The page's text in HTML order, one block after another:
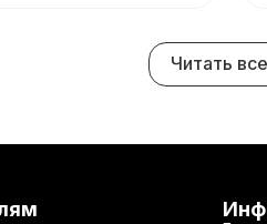
Читать все